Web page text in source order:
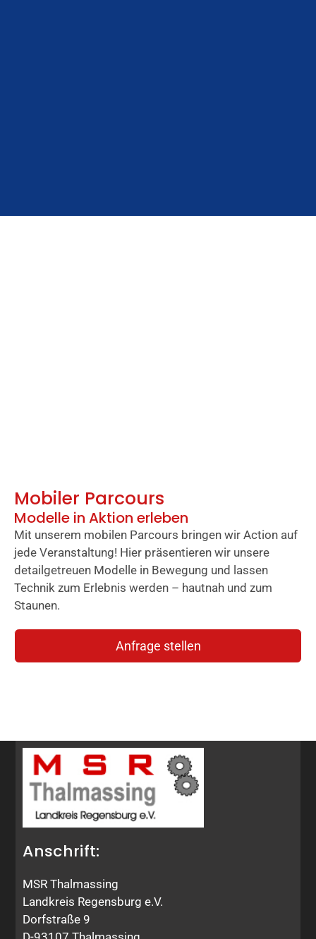
Mobiler Parcours
Modelle in Aktion erleben
Mit unserem mobilen Parcours bringen wir Action auf
jede Veranstaltung! Hier präsentieren wir unsere
detailgetreuen Modelle in Bewegung und lassen
Technik zum Erlebnis werden – hautnah und zum
Staunen.
Anfrage stellen
Anschrift:
MSR Thalmassing
Landkreis Regensburg e.V.
Dorfstraße 9